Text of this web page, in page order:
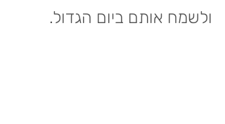
ולשמח אותם ביום הגדול.